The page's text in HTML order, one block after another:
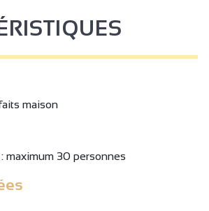
maison
maximum 30 personnes